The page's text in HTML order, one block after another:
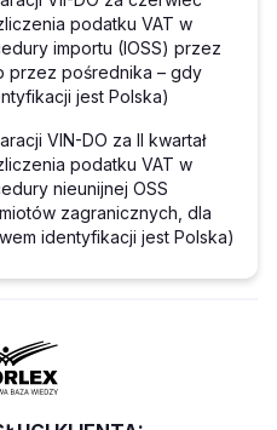
podatku VAT w
importu (IOSS) przez
przez pośrednika – gdy
jest Polska)
VIN-DO za II kwartał
podatku VAT w
nieunijnej OSS
zagranicznych, dla
identyfikacji jest Polska)